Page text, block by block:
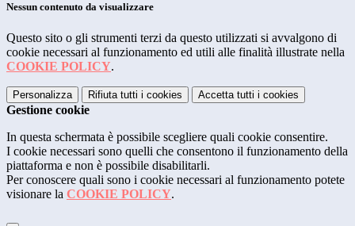
Nessun contenuto da visualizzare
Questo sito o gli strumenti terzi da questo utilizzati si avvalgono di
cookie necessari al funzionamento ed utili alle finalità illustrate nella
COOKIE POLICY.
Personalizza Rifiuta tutti i cookies Accetta tutti i cookies
Gestione cookie
In questa schermata è possibile scegliere quali cookie consentire.
I cookie necessari sono quelli che consentono il funzionamento della
piattaforma e non è possibile disabilitarli.
Per conoscere quali sono i cookie necessari al funzionamento potete
visionare la COOKIE POLICY.